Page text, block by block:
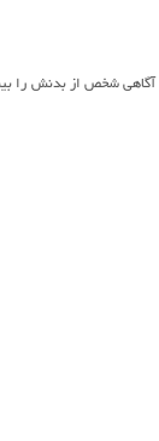
آگاهی شخص از بدنش را